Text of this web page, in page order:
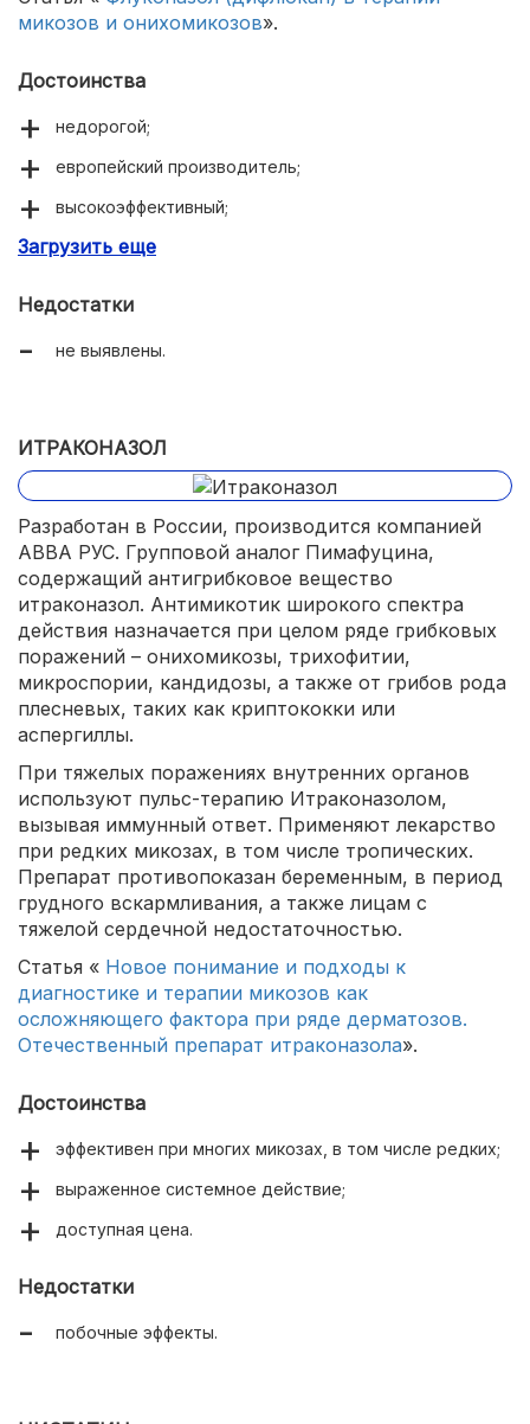
микозов и онихомикозов».
Достоинства
недорогой;
европейский производитель;
высокоэффективный;
быстрое действие;
Загрузить еще
Недостатки
не выявлены.
ИТРАКОНАЗОЛ
Разработан в России, производится компанией
АВВА РУС. Групповой аналог Пимафуцина,
содержащий антигрибковое вещество
итраконазол. Антимикотик широкого спектра
действия назначается при целом ряде грибковых
поражений – онихомикозы, трихофитии,
микроспории, кандидозы, а также от грибов рода
плесневых, таких как криптококки или
аспергиллы.
При тяжелых поражениях внутренних органов
используют пульс-терапию Итраконазолом,
вызывая иммунный ответ. Применяют лекарство
при редких микозах, в том числе тропических.
Препарат противопоказан беременным, в период
грудного вскармливания, а также лицам с
тяжелой сердечной недостаточностью.
Статья « Новое понимание и подходы к
диагностике и терапии микозов как
осложняющего фактора при ряде дерматозов.
Отечественный препарат итраконазола».
Достоинства
эффективен при многих микозах, в том числе редких;
выраженное системное действие;
доступная цена.
Недостатки
побочные эффекты.